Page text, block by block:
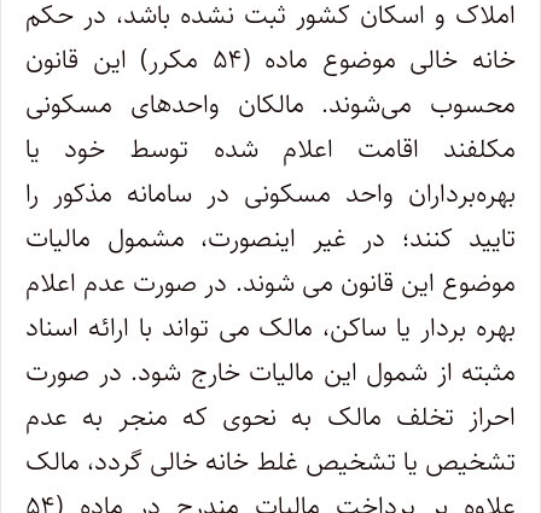
املاک و اسکان کشور ثبت نشده باشد، در حکم
خانه خالی موضوع ماده (۵۴ مکرر) این قانون
محسوب می‌شوند. مالکان واحدهای مسکونی
مکلفند اقامت اعلام ‌شده توسط خود یا
بهره‌برداران واحد مسکونی در سامانه مذکور را
تایید کنند؛ در غیر اینصورت، مشمول مالیات
موضوع این قانون می شوند. در صورت عدم اعلام
بهره بردار یا ساکن، مالک می تواند با ارائه اسناد
مثبته از شمول این مالیات خارج شود. در صورت
احراز تخلف مالک به نحوی که منجر به عدم
تشخیص یا تشخیص غلط خانه خالی گردد، مالک